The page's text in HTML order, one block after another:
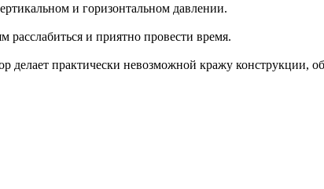
и горизонтальном давлении.
расслабиться и приятно провести время.
делает практически невозможной кражу конструкции,